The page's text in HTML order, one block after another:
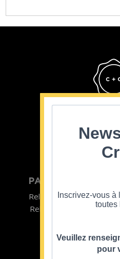
PARTICULIER
Relooking homme
Relooking femme
Inscrivez-vous
toutes
Veuillez
pour